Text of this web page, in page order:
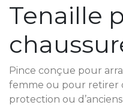
Tenaille
Pince conçue pour
femme ou pour retirer
protection ou